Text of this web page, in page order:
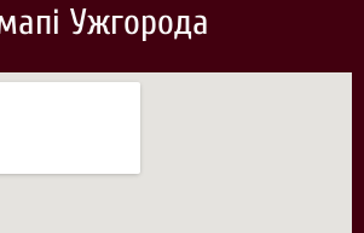
Ужгорода